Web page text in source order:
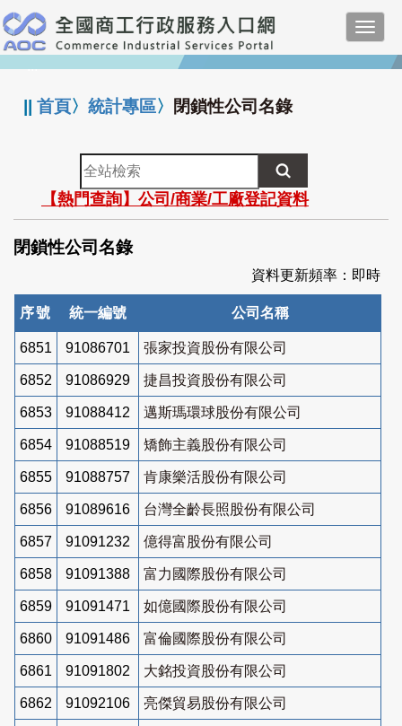
跳
到
主
要
:::
||首頁〉統計專區〉 閉鎖性公司名錄
全
站
檢
索
【熱門查詢】公司/商業/工廠登記資料
閉鎖性公司名錄
資料更新頻率：即時
序號 統一編號 公司名稱
6851 91086701 張家投資股份有限公司
6852 91086929 捷昌投資股份有限公司
6853 91088412 邁斯瑪環球股份有限公司
6854 91088519 矯飾主義股份有限公司
6855 91088757 肯康樂活股份有限公司
6856 91089616 台灣全齡長照股份有限公司
6857 91091232 億得富股份有限公司
6858 91091388 富力國際股份有限公司
6859 91091471 如億國際股份有限公司
6860 91091486 富倫國際股份有限公司
6861 91091802 大銘投資股份有限公司
6862 91092106 亮傑貿易股份有限公司